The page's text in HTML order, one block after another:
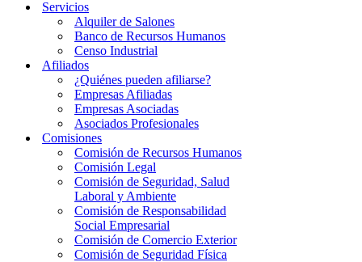
Servicios
Alquiler de Salones
Banco de Recursos Humanos
Censo Industrial
Afiliados
¿Quiénes pueden afiliarse?
Empresas Afiliadas
Empresas Asociadas
Asociados Profesionales
Comisiones
Comisión de Recursos Humanos
Comisión Legal
Comisión de Seguridad, Salud
Laboral y Ambiente
Comisión de Responsabilidad
Social Empresarial
Comisión de Comercio Exterior
Comisión de Seguridad Física